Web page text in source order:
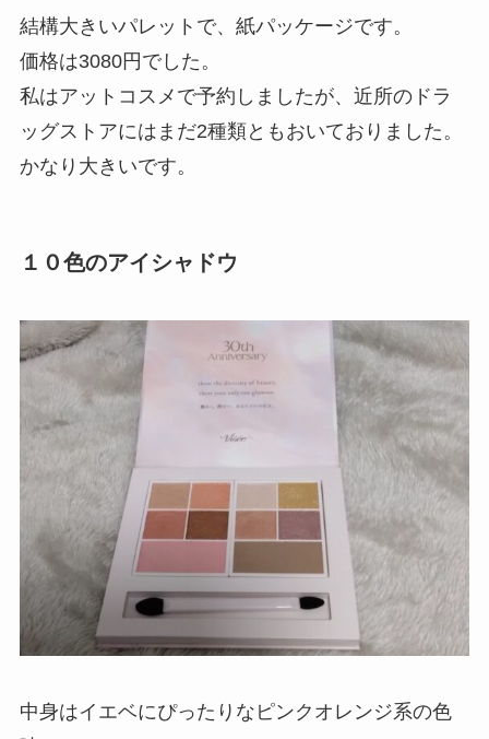
結構大きいパレットで、紙パッケージです。
価格は3080円でした。
私はアットコスメで予約しましたが、近所のドラ
ッグストアにはまだ2種類ともおいておりました。
かなり大きいです。
１０色のアイシャドウ
中身はイエベにぴったりなピンクオレンジ系の色